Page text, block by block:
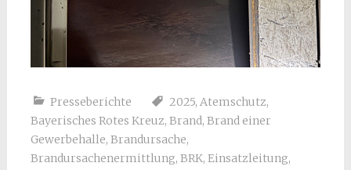
Presseberichte 2025, Atemschutz,
Bayerisches Rotes Kreuz, Brand, Brand einer
Gewerbehalle, Brandursache,
Brandursachenermittlung, BRK, Einsatzleitung,